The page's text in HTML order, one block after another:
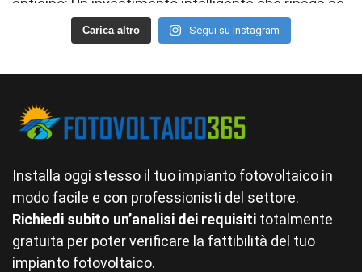
Carica altro Segui su Instagram
Installa oggi stesso il tuo impianto fotovoltaico in
modo facile e con professionisti del settore.
Richiedi subito un’analisi dei requisiti totalmente
gratuita per poter verificare la fattibilità del tuo
impianto fotovoltaico.